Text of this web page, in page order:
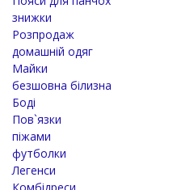
знижки
Розпродаж
домашній одяг
Майки
безшовна білизна
Боді
Пов`язки
піжами
футболки
Легенси